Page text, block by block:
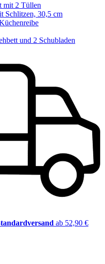
mit 2 Tüllen
Schlitzen, 30,5 cm
und 2 Schubladen
ab 52,90 €